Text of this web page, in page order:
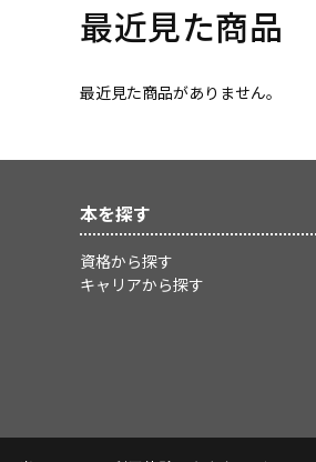
最近見た商品
最近見た商品がありません。
本を探す
資格から探す
キャリアから探す